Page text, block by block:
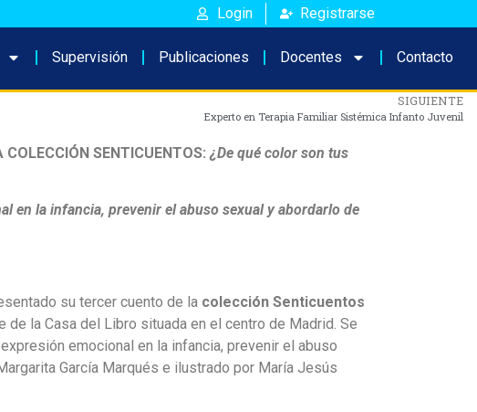
Login Registrarse
Supervisión Publicaciones Docentes Contacto
SIGUIENTE
Experto en Terapia Familiar Sistémica Infanto Juvenil
COLECCIÓN SENTICUENTOS:¿De qué color son tus
en la infancia, prevenir el abuso sexual y abordarlo de
su tercer cuento de la colección Senticuentos
de la Casa del Libro situada en el centro de Madrid. Se
emocional en la infancia, prevenir el abuso
García Marqués e ilustrado por María Jesús